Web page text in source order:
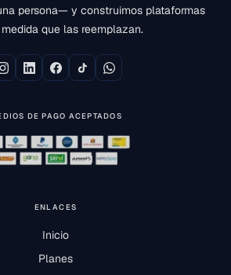
persona— y construimos plataformas
que las reemplazan.
DE PAGO ACEPTADOS
ENLACES
Inicio
Planes